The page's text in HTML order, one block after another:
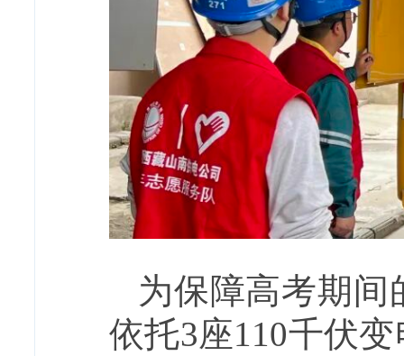
为保障高考期
依托3座110千伏